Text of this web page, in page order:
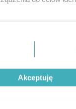
przycisk
dolnym rogu
danych nie
prawo sprzeciwić
będą miały
Akceptuję